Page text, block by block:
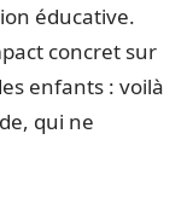
éducative.
concret sur
enfants : voilà
qui ne